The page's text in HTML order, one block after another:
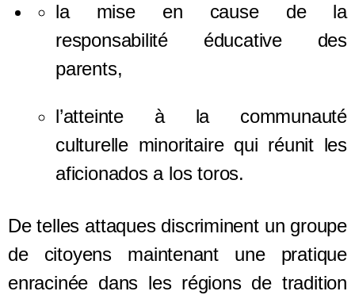
la mise en cause de la
responsabilité éducative des
parents,
l’atteinte à la communauté
culturelle minoritaire qui réunit les
aficionados a los toros.
De telles attaques discriminent un groupe
de citoyens maintenant une pratique
enracinée dans les régions de tradition